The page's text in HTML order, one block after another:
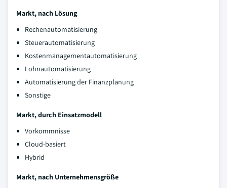
Markt, nach Lösung
Rechenautomatisierung
Steuerautomatisierung
Kostenmanagementautomatisierung
Lohnautomatisierung
Automatisierung der Finanzplanung
Sonstige
Markt, durch Einsatzmodell
Vorkommnisse
Cloud-basiert
Hybrid
Markt, nach Unternehmensgröße